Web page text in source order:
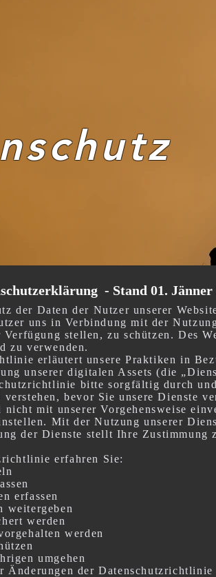
- Stand 01. Jänner
der Daten der Nutzer unserer
uns in Verbindung mit der
Verfügung stellen, zu schützen. Des
zu verwenden.
erläutert unsere Praktiken in
unserer digitalen Assets (die
bitte sorgfältig durch
bevor Sie unsere Dienste
nicht mit unserer Vorgehensweise
Mit der Nutzung unserer
der Dienste stellt Ihre Zustimmung
erfahren Sie:
erfassen
weitergeben
werden
werden
umgehen
Änderungen der Datenschutzrichtlinie